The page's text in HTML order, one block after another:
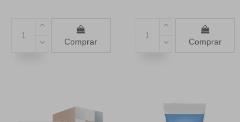
Comprar Comprar